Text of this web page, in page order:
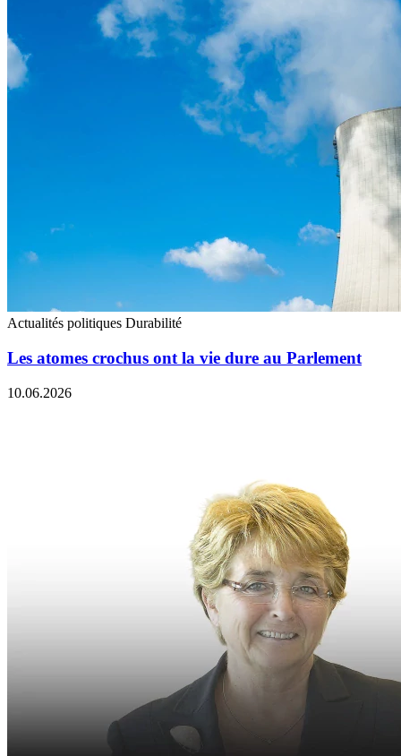
Actualités politiques Durabilité
Les atomes crochus ont la vie dure au Parlement
10.06.2026